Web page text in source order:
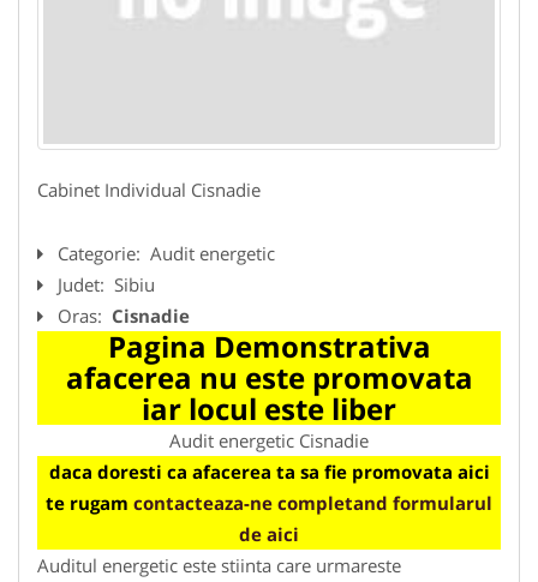
Cabinet Individual Cisnadie
Categorie: Audit energetic
Judet: Sibiu
Oras: Cisnadie
Pagina Demonstrativa
afacerea nu este promovata
iar locul este liber
Audit energetic Cisnadie
daca doresti ca afacerea ta sa fie promovata aici
te rugam contacteaza-ne completand formularul
de aici
Auditul energetic este stiinta care urmareste